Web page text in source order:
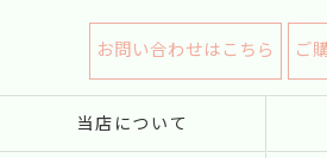
お問い合わせはこちら ご
当店について